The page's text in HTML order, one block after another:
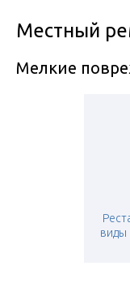
Местный
Мелкие
виды